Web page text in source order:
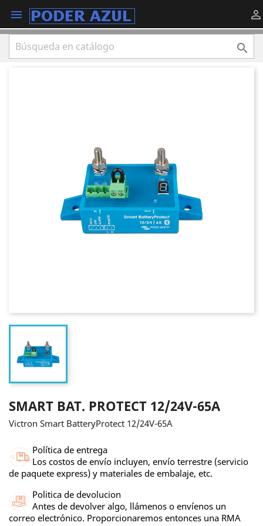
 

SMART BAT. PROTECT 12/24V-65A
Victron Smart BatteryProtect 12/24V-65A
Política de entrega
Los costos de envío incluyen, envío terrestre (servicio
de paquete express) y materiales de embalaje, etc.
Politica de devolucion
Antes de devolver algo, llámenos o envíenos un
correo electrónico. Proporcionaremos entonces una RMA